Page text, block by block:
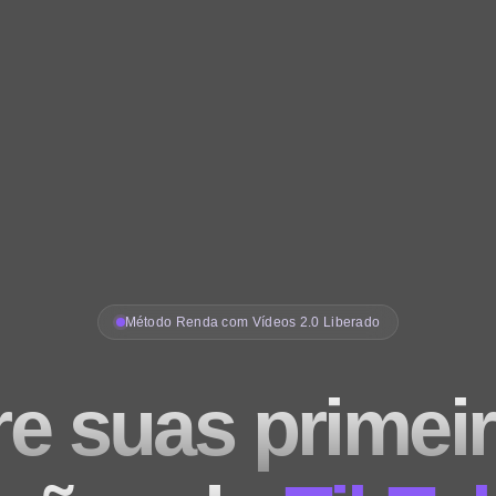
Método Renda com Vídeos 2.0 Liberado
suas